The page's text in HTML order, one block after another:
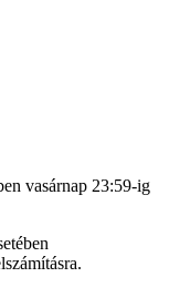
vasárnap 23:59-ig